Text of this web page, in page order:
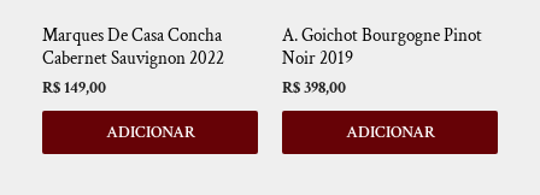
Marques De Casa Concha
Cabernet Sauvignon 2022
R$ 149,00
ADICIONAR
A. Goichot Bourgogne Pinot
Noir 2019
R$ 398,00
ADICIONAR